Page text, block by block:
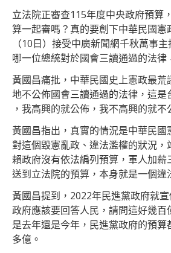
立法院正審查115年度中央政府預算
算一起審嗎？真的要創下中華民國
（10日）接受中廣新聞網千秋萬事
哪一位總統對於國會三讀通過的法律
黃國昌痛批，中華民國史上憲政最
地不公佈國會三讀通過的法律，這
，我高興的就公佈，我不高興的就
黃國昌指出，真實的情況是中華民
對這個毀憲亂政、違法濫權的狀況
賴政府沒有依法編列預算，軍人加
送到立法院的預算，本身就是一個
黃國昌提到，2022年民進黨政府就
政府應該要回答人民，請問這好幾
是去年還是今年，民進黨政府的預
多億。